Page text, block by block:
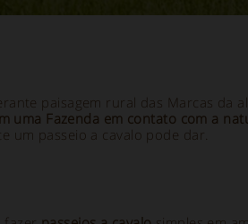
paisagem rural das Marcas da
uma Fazenda em contato com a
um passeio a cavalo pode dar.